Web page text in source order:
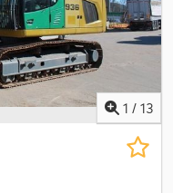
1 / 13